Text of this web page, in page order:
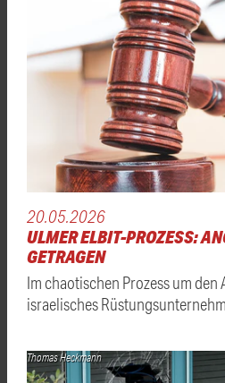
20.05.2026
ULMER ELBIT-PROZESS:
GETRAGEN
Im chaotischen Prozess um den
israelisches
Thomas Heckmann